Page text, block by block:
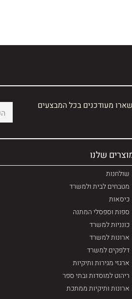
מעודכנים בכל המבצעים
שלנו
שולחנות
מטבחים לבית ולמשרד
כיסאות
ספות וספסלי המתנה
כונניות למשרד
ארונות למשרד
דלפקים למשרד
ארגזי מגירות ותיקיות
ריהוט למוסדות ובתי ספר
ארונות ותיקיות ממתכת